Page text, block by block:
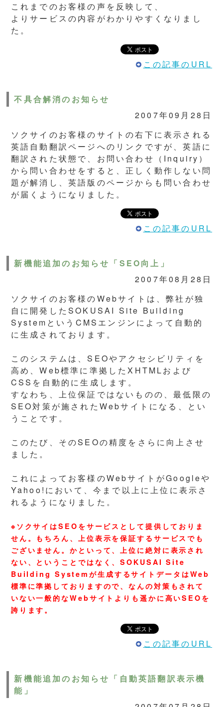
これまでのお客様の声を反映して、
よりサービスの内容がわかりやすくなりまし
た。
この記事のURL
不具合解消のお知らせ
2007年09月28日
ソクサイのお客様のサイトの右下に表示される
英語自動翻訳ページへのリンクですが、英語に
翻訳された状態で、お問い合わせ（Inquiry）
から問い合わせをすると、正しく動作しない問
題が解消し、英語版のページからも問い合わせ
が届くようになりました。
この記事のURL
新機能追加のお知らせ「SEO向上」
2007年08月28日
ソクサイのお客様のWebサイトは、弊社が独
自に開発したSOKUSAI Site Building
SystemというCMSエンジンによって自動的
に生成されております。
このシステムは、SEOやアクセシビリティを
高め、Web標準に準拠したXHTMLおよび
CSSを自動的に生成します。
すなわち、上位保証ではないものの、最低限の
SEO対策が施されたWebサイトになる、とい
うことです。
このたび、そのSEOの精度をさらに向上させ
ました。
これによってお客様のWebサイトがGoogleや
Yahoo!において、今まで以上に上位に表示さ
れるようになりました。
※ソクサイはSEOをサービスとして提供しておりま
せん。もちろん、上位表示を保証するサービスでも
ございません。かといって、上位に絶対に表示され
ない、ということではなく、SOKUSAI Site
Building Systemが生成するサイトデータはWeb
標準に準拠しておりますので、なんの対策もされて
いない一般的なWebサイトよりも遥かに高いSEOを
誇ります。
この記事のURL
新機能追加のお知らせ「自動英語翻訳表示機
能」